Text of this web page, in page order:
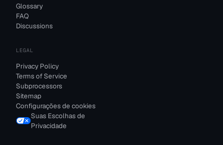
Glossary
FAQ
Discussions
LEGAL
Privacy Policy
Terms of Service
Subprocessors
Sitemap
Configurações de cookies
Suas Escolhas de
Privacidade